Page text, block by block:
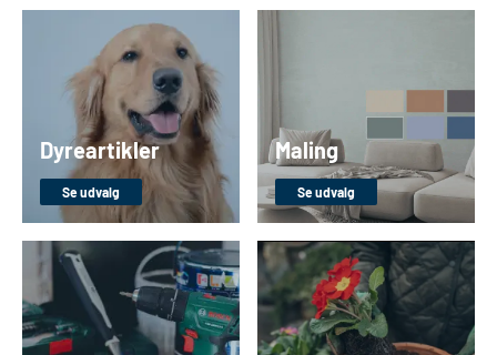
Dyreartikler
Se udvalg
Maling
Se udvalg